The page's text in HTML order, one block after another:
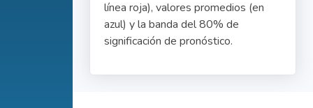
línea roja), valores promedios (en
azul) y la banda del 80% de
significación de pronóstico.